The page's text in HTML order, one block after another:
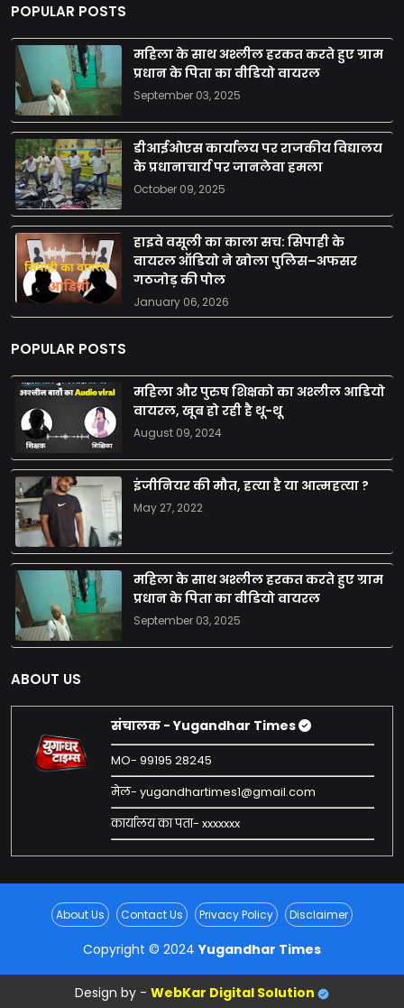
POPULAR POSTS
महिला के साथ अश्लील हरकत करते हुए ग्राम
प्रधान के पिता का वीडियो वायरल
September 03, 2025
डीआईओएस कार्यालय पर राजकीय विद्यालय
के प्रधानाचार्य पर जानलेवा हमला
October 09, 2025
हाइवे वसूली का काला सच: सिपाही के
वायरल ऑडियो ने खोला पुलिस–अफसर
गठजोड़ की पोल
January 06, 2026
POPULAR POSTS
महिला और पुरुष शिक्षको का अश्लील आडियो
वायरल, खूब हो रही है थू-थू
August 09, 2024
इंजीनियर की मौत, हत्या है या आत्महत्या ?
May 27, 2022
महिला के साथ अश्लील हरकत करते हुए ग्राम
प्रधान के पिता का वीडियो वायरल
September 03, 2025
ABOUT US
संचालक - Yugandhar Times
MO- 99195 28245
मेल- yugandhartimes1@gmail.com
कार्यालय का पता- xxxxxxx
About Us Contact Us Privacy Policy Disclaimer
Copyright © 2024Yugandhar Times
Design by - WebKar Digital Solution